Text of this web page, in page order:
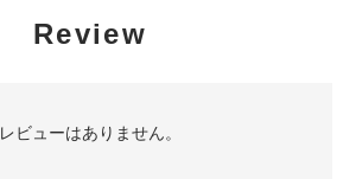
Review
レビューはありません。